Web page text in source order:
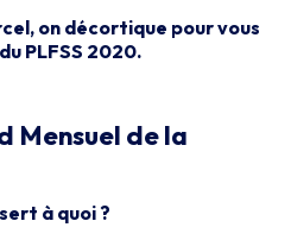
on décortique pour vous
PLFSS 2020.
Mensuel de la
à quoi ?